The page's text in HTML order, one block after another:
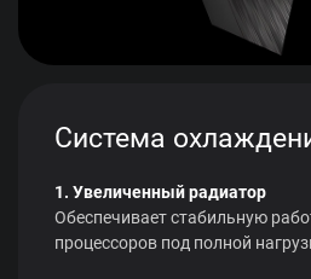
Система
1. Увеличенный радиатор
Обеспечивает стабильную
процессоров под полной